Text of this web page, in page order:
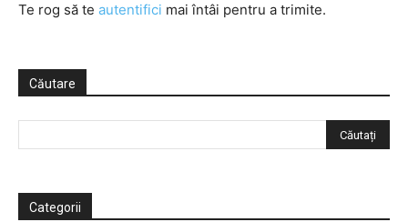
Te rog să te autentifici mai întâi pentru a trimite.
Căutare
Categorii